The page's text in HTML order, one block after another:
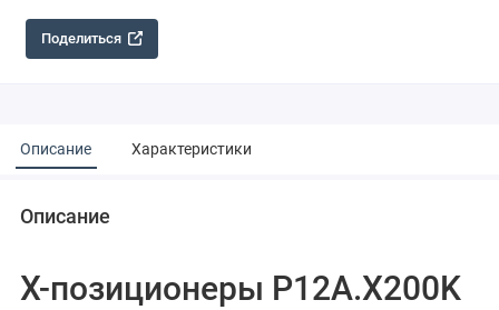
Поделиться
Описание Характеристики
Описание
X-позиционеры P12A.X200K